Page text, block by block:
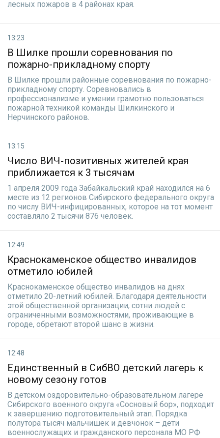
лесных пожаров в 4 районах края.
13:23
В Шилке прошли соревнования по
пожарно-прикладному спорту
В Шилке прошли районные соревнования по пожарно-
прикладному спорту. Соревновались в
профессионализме и умении грамотно пользоваться
пожарной техникой команды Шилкинского и
Нерчинского районов.
13:15
Число ВИЧ-позитивных жителей края
приближается к 3 тысячам
1 апреля 2009 года Забайкальский край находился на 6
месте из 12 регионов Сибирского федерального округа
по числу ВИЧ-инфицированных, которое на тот момент
составляло 2 тысячи 876 человек.
12:49
Краснокаменское общество инвалидов
отметило юбилей
Краснокаменское общество инвалидов на днях
отметило 20-летний юбилей. Благодаря деятельности
этой общественной организации, сотни людей с
ограниченными возможностями, проживающие в
городе, обретают второй шанс в жизни.
12:48
Единственный в СибВО детский лагерь к
новому сезону готов
В детском оздоровительно-образовательном лагере
Сибирского военного округа «Сосновый бор», подходит
к завершению подготовительный этап. Порядка
полутора тысяч мальчишек и девчонок – дети
военнослужащих и гражданского персонала МО РФ